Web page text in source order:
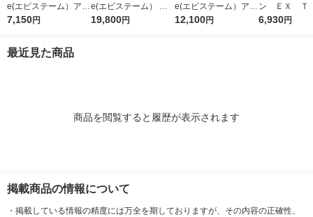
e(エピステーム）アイ
パーフェクトショット
7,150円
e(エピステーム） ス
テムサイエンスアイ 1
19,800円
e(エピステーム）アイ
パーフェクトショット
12,100円
ン ＥＸ Ｔ
りハリ弾力の
6,930円
最近見た商品
商品を閲覧すると履歴が表示されます
掲載商品の情報について
・ 掲載している情報の精度には万全を期しておりますが、その内容の正確性、